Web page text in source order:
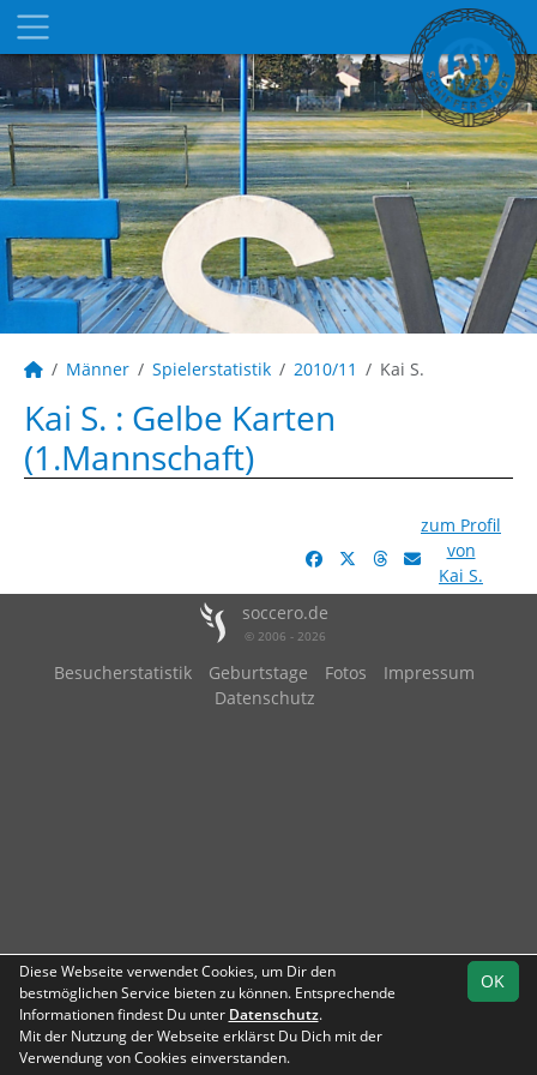
Männer Spielerstatistik 2010/11 Kai S.
Kai S. : Gelbe Karten
(1.Mannschaft)
zum Profil
von
Kai S.
soccero.de
© 2006 - 2026
Besucherstatistik Geburtstage Fotos
Impressum
Datenschutz
OK
Diese Webseite verwendet Cookies, um Dir den
bestmöglichen Service bieten zu können. Entsprechende
Informationen findest Du unter Datenschutz.
Mit der Nutzung der Webseite erklärst Du Dich mit der
Verwendung von Cookies einverstanden.